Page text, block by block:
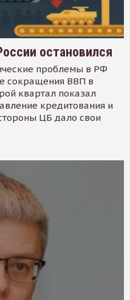
остановился
проблемы в РФ
сокращения ВВП в
квартал показал
кредитования и
ЦБ дало свои